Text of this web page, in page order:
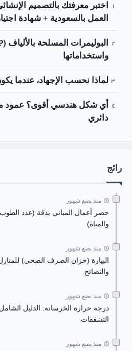
اختبر معرفتك بالتصميم
العمل بالسعودية + شهادة
واستخداماتها
لماذا نحسب الإجهاد، عندما
أي شكل هندسي أقوى؟ عمود
دائري
رائج
منذ بضع شهور
حصر أعمال المباني بدقة (عدد
والمياه)
منذ بضع شهور
البيارة (خزان الصرف الصحي)
والنصائح
منذ بضع شهور
درجة حرارة الخرسانة: الدليل
التشققات
منذ بضع شهور